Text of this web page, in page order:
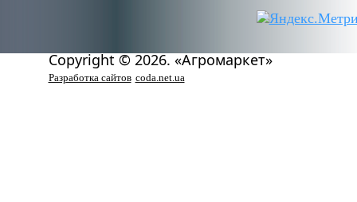
Copyright © 2026. «Агромаркет»
Разработка сайтов coda.net.ua